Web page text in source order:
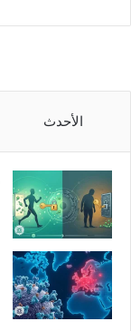
الأحدث